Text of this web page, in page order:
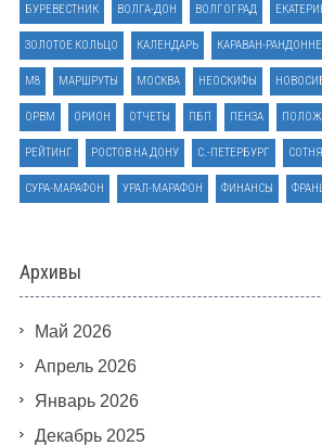
БУРЕВЕСТНИК ВОЛГА-ДОН ВОЛГОГРАД
ЗОЛОТОЕ КОЛЬЦО КАЛЕНДАРЬ КАРАВАН-
М8 МАРШРУТЫ МОСКВА НЕОСКИФЫ
ОРВМ ОРИОН ОТЧЕТЫ ПБП ПЕНЗА
РЕЙТИНГ РОСТОВ НА ДОНУ С.-ПЕТЕРБУРГ СОТНЯ
СУРА-МАРАФОН УРАЛ-МАРАФОН ФИНАНСЫ
Архивы
Май 2026
Апрель 2026
Январь 2026
Декабрь 2025